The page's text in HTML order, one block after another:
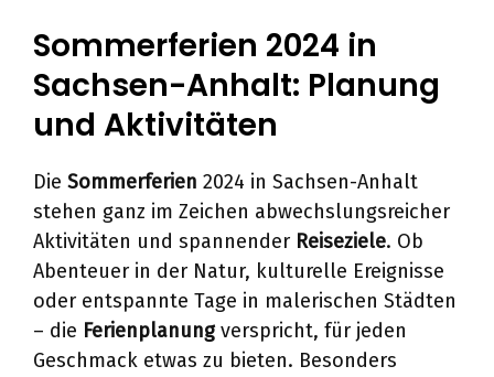
Sommerferien 2024 in
Sachsen-Anhalt: Planung
und Aktivitäten
Die Sommerferien 2024 in Sachsen-Anhalt
stehen ganz im Zeichen abwechslungsreicher
Aktivitäten und spannender Reiseziele. Ob
Abenteuer in der Natur, kulturelle Ereignisse
oder entspannte Tage in malerischen Städten
– die Ferienplanungverspricht, für jeden
Geschmack etwas zu bieten. Besonders